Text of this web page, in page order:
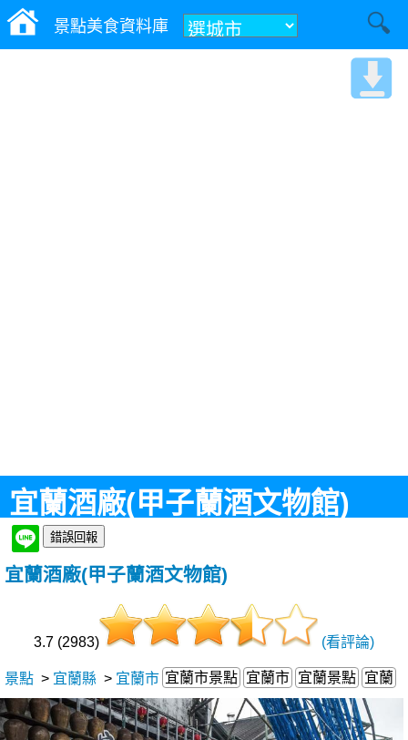
景點美食資料庫
宜蘭酒廠(甲子蘭酒文物館)
宜蘭酒廠(甲子蘭酒文物館)
3.7 (2983) (看評論)
景點 > 宜蘭縣 > 宜蘭市 宜蘭市景點 宜蘭市 宜蘭景點 宜蘭